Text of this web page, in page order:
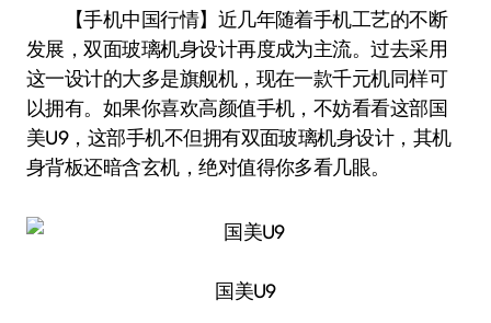
【手机中国行情】近几年随着手机工艺的不断
发展，双面玻璃机身设计再度成为主流。过去采用
这一设计的大多是旗舰机，现在一款千元机同样可
以拥有。如果你喜欢高颜值手机，不妨看看这部国
美U9，这部手机不但拥有双面玻璃机身设计，其机
身背板还暗含玄机，绝对值得你多看几眼。
国美U9